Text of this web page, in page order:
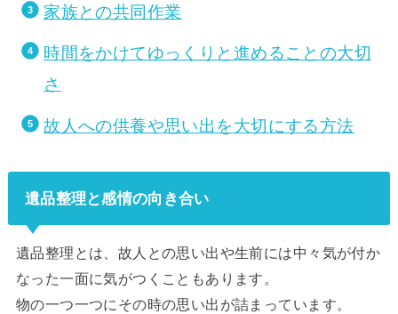
家族との共同作業
時間をかけてゆっくりと進めることの大切
さ
故人への供養や思い出を大切にする方法
遺品整理と感情の向き合い
遺品整理とは、故人との思い出や生前には中々気が付か
なった一面に気がつくこともあります。
物の一つ一つにその時の思い出が詰まっています。